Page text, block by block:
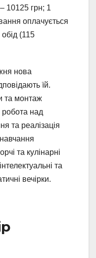
10125 грн; 1
оплачується
(115
нова
їй.
та монтаж
робота над
та реалізація
та кулінарні
та
вечірки.